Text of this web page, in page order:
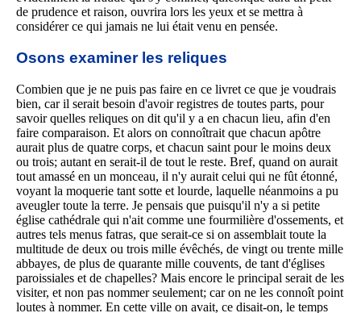
de prudence et raison, ouvrira lors les yeux et se mettra à
considérer ce qui jamais ne lui était venu en pensée.
Osons examiner les reliques
Combien que je ne puis pas faire en ce livret ce que je voudrais
bien, car il serait besoin d'avoir registres de toutes parts, pour
savoir quelles reliques on dit qu'il y a en chacun lieu, afin d'en
faire comparaison. Et alors on connoîtrait que chacun apôtre
aurait plus de quatre corps, et chacun saint pour le moins deux
ou trois; autant en serait-il de tout le reste. Bref, quand on aurait
tout amassé en un monceau, il n'y aurait celui qui ne fût étonné,
voyant la moquerie tant sotte et lourde, laquelle néanmoins a pu
aveugler toute la terre. Je pensais que puisqu'il n'y a si petite
église cathédrale qui n'ait comme une fourmilière d'ossements, et
autres tels menus fatras, que serait-ce si on assemblait toute la
multitude de deux ou trois mille évêchés, de vingt ou trente mille
abbayes, de plus de quarante mille couvents, de tant d'églises
paroissiales et de chapelles? Mais encore le principal serait de les
visiter, et non pas nommer seulement; car on ne les connoît point
loutes à nommer. En cette ville on avait, ce disait-on, le temps